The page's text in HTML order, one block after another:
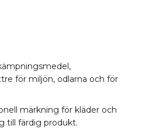
för miljön, odlarna och för
märkning för kläder och
till färdig produkt.